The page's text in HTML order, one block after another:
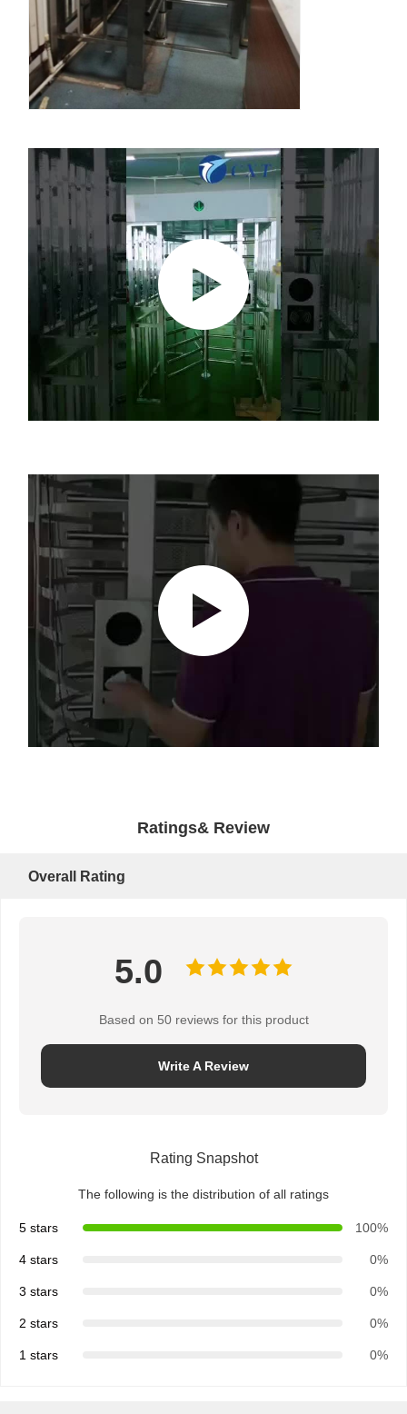
Ratings& Review
Overall Rating
5.0
Based on 50 reviews for this product
Write A Review
Rating Snapshot
The following is the distribution of all ratings
5 stars 100%
4 stars 0%
3 stars 0%
2 stars 0%
1 stars 0%